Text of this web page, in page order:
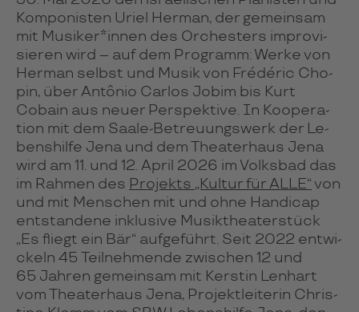
Kom­po­nis­ten Uriel Her­man, der ge­mein­sam
mit Musi­ker*in­nen des Or­ches­ters impro­vi­
sie­ren wird – auf dem Pro­gramm: Werke von
Her­man selbst und Musik von Fré­déric Cho­
pin, über Antô­nio Car­los Jobim bis Kurt
Cobain aus neuer Pers­pek­tive. In Koope­ra­
tion mit dem Saale-Betreu­ungs­werk der Le­
bens­hilfe Jena und dem Thea­ter­haus Jena
wird am 11. und 12. April 2026 im Volks­bad das
im Rah­men des Pro­jekts „Kul­tur für ALLE“ von
und mit Men­schen mit und ohne Handi­cap
ent­stan­dene inklu­sive Musik­thea­ter­stück
„Es fliegt ein Bär“ auf­ge­führt. Seit 2022 ent­wi­
ckeln 45 Teil­neh­men­de zwischen 12 und
65 Jah­ren ge­mein­sam mit Kers­tin Len­hart
vom Thea­ter­haus Jena, Pro­jekt­lei­te­rin Chris­